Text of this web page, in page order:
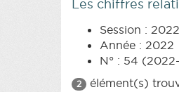
Les chiffres
Session :
Année : 2022
N° : 54
2 élément(s)